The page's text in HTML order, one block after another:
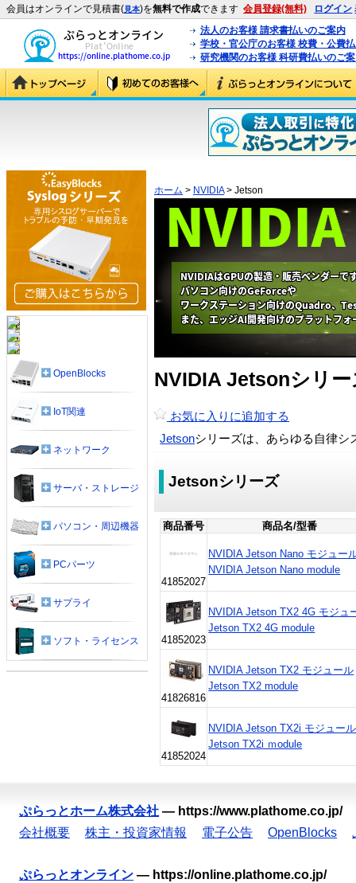
会員はオンラインで見積書(見本)を無料で作成できます 会員登録(無料) ログイン
法人のお客様 請求書払いのご案内
学校・官公庁のお客様 校費・公費
研究機関のお客様 科研費払いのご
ホーム > NVIDIA> Jetson
NVIDIA Jetsonシリー
お気に入りに追加する
Jetsonシリーズは、あらゆる自律シ
Jetsonシリーズ
商品番号 商品名/型番
41852027
NVIDIA Jetson Nano モジュー
NVIDIA Jetson Nano module
41852023
NVIDIA Jetson TX2 4G モジュ
Jetson TX2 4G module
41826816
NVIDIA Jetson TX2 モジュール
Jetson TX2 module
41852024
NVIDIA Jetson TX2i モジュール
Jetson TX2i ｍodule
OpenBlocks
IoT関連
ネットワーク
サーバ・ストレージ
パソコン・周辺機器
PCパーツ
サプライ
ソフト・ライセンス
ぷらっとホーム株式会社 — https://www.plathome.co.jp/
会社概要
株主・投資家情報 電子公告 OpenBlocks
ぷらっとオンライン — https://online.plathome.co.jp/